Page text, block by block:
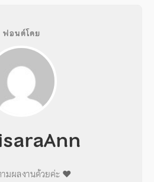
ฟอนต์โดย
มผลงานด้วยค่ะ ♥️